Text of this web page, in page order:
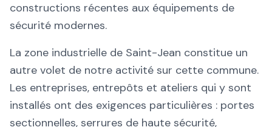
constructions récentes aux équipements de
sécurité modernes.
La zone industrielle de Saint-Jean constitue un
autre volet de notre activité sur cette commune.
Les entreprises, entrepôts et ateliers qui y sont
installés ont des exigences particulières : portes
sectionnelles, serrures de haute sécurité,